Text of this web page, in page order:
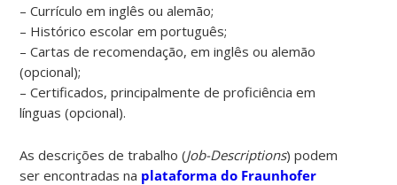
– Currículo em inglês ou alemão;
– Histórico escolar em português;
– Cartas de recomendação, em inglês ou alemão
(opcional);
– Certificados, principalmente de proficiência em
línguas (opcional).
As descrições de trabalho (Job-Descriptions) podem
ser encontradas na plataforma do Fraunhofer